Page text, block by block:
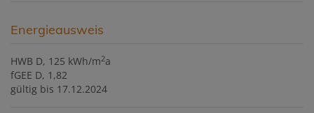
Energieausweis
HWB D, 125 kWh/m2a
fGEE D, 1,82
gültig bis 17.12.2024